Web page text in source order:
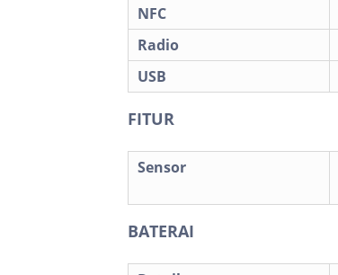
NFC
Radio
USB
FITUR
Sensor
BATERAI